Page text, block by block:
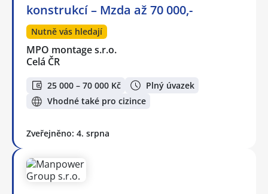
konstrukcí – Mzda až 70 000,-
Nutně vás hledají
MPO montage s.r.o.
Celá ČR
25 000 – 70 000 Kč
Plný úvazek
Vhodné také pro cizince
Zveřejněno: 4. srpna